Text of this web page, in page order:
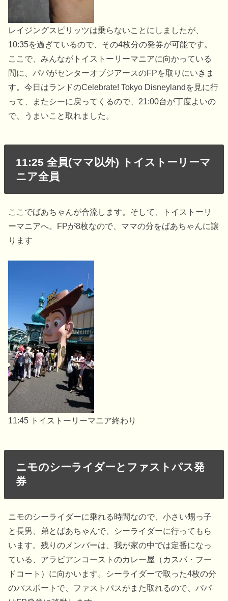
レイジングスピリッツは乗らないことにしましたが、
10:35を過ぎているので、その4枚分の発券が可能です。
ここで、みんながトイストーリーマニアに向かっている
間に、パパがセンターオブジアースのFPを取りにいきま
す。今日はランドのCelebrate! Tokyo Disneylandを見に行
って、またシーに戻ってくるので、21:00台が丁度よいの
で、うまいこと取れました。
11:25 全員(ママ以外) トイストーリーマ
ニア全員
ここでばあちゃんが合流します。そして、トイストーリ
ーマニアへ。FPが8枚なので、ママの分をばあちゃんに譲
ります
11:45 トイストーリーマニア終わり
ニモのシーライダーとファストパス発
券
ニモのシーライダーに乗れる時間なので、小さい甥っ子
と長男、弟とばあちゃんで、シーライダーに行ってもら
います。残りのメンバーは、我が家の中では定番になっ
ている、アラビアンコーストのカレー屋（カスバ・フー
ドコート）に向かいます。シーライダーで取った4枚の分
のパスポートで、ファストパスがまた取れるので、パパ